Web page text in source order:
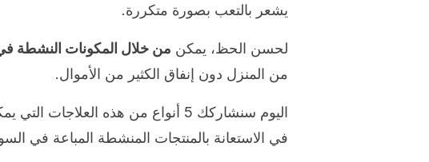
يشعر بالتعب بصورة متكررة.
لحسن الحظ، يمكن من خلال المكونات النشطة
من المنزل دون إنفاق الكثير من الأموال.
اليوم سنشاركك 5 أنواع من هذه
في الاستعانة بالمنتجات المنشطة المباعة في